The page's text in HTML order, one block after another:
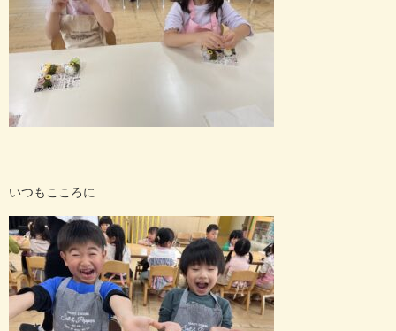
いつもこころに